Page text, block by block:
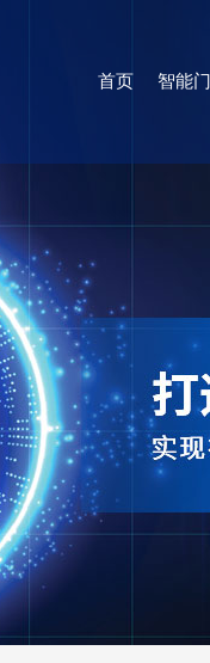
首页 智能